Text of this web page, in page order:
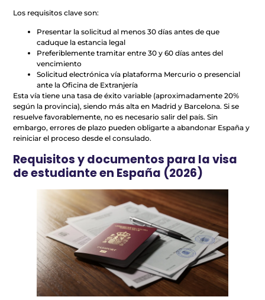
Los requisitos clave son:
Presentar la solicitud al menos 30 días antes de que
caduque la estancia legal
Preferiblemente tramitar entre 30 y 60 días antes del
vencimiento
Solicitud electrónica vía plataforma Mercurio o presencial
ante la Oficina de Extranjería
Esta vía tiene una tasa de éxito variable (aproximadamente 20%
según la provincia), siendo más alta en Madrid y Barcelona. Si se
resuelve favorablemente, no es necesario salir del país. Sin
embargo, errores de plazo pueden obligarte a abandonar España y
reiniciar el proceso desde el consulado.
Requisitos y documentos para la visa
de estudiante en España (2026)